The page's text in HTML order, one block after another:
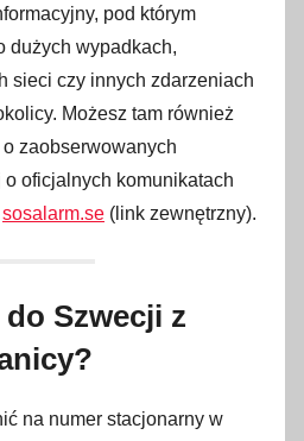
pod którym
dużych wypadkach,
sieci czy innych zdarzeniach
Możesz tam również
zaobserwowanych
oficjalnych komunikatach
sosalarm.se (link zewnętrzny).
Szwecji z
na numer stacjonarny w